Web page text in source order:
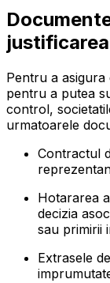
Pentru a
pentru a putea
control,
urmatoarele
Contractul
Hotararea
decizia
sau primirii
Extrasele